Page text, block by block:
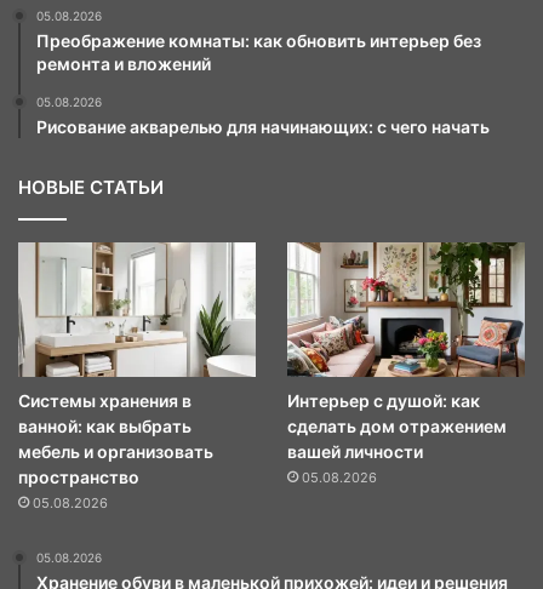
05.08.2026
Преображение комнаты: как обновить интерьер без
ремонта и вложений
05.08.2026
Рисование акварелью для начинающих: с чего начать
НОВЫЕ СТАТЬИ
Системы хранения в
ванной: как выбрать
мебель и организовать
пространство
05.08.2026
Интерьер с душой: как
сделать дом отражением
вашей личности
05.08.2026
05.08.2026
Хранение обуви в маленькой прихожей: идеи и решения